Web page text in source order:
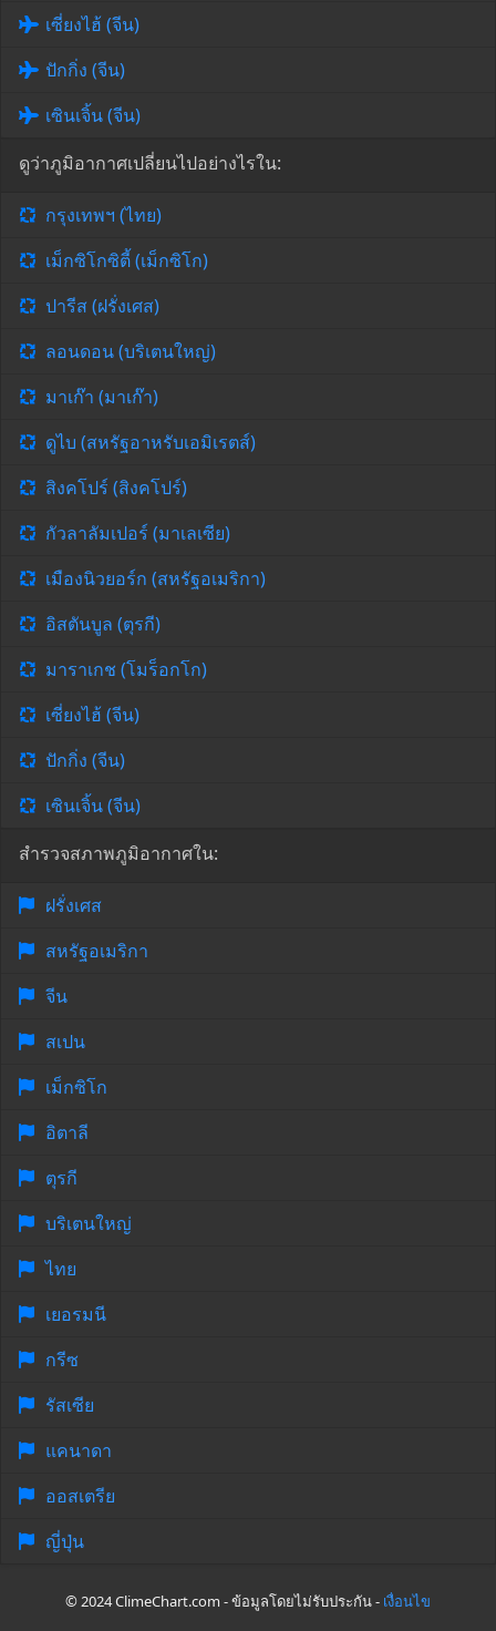
เซี่ยงไฮ้ (จีน)
ปักกิ่ง (จีน)
เซินเจิ้น (จีน)
ดูว่าภูมิอากาศเปลี่ยนไปอย่างไรใน:
กรุงเทพฯ (ไทย)
เม็กซิโกซิตี้ (เม็กซิโก)
ปารีส (ฝรั่งเศส)
ลอนดอน (บริเตนใหญ่)
มาเก๊า (มาเก๊า)
ดูไบ (สหรัฐอาหรับเอมิเรตส์)
สิงคโปร์ (สิงคโปร์)
กัวลาลัมเปอร์ (มาเลเซีย)
เมืองนิวยอร์ก (สหรัฐอเมริกา)
อิสตันบูล (ตุรกี)
มาราเกช (โมร็อกโก)
เซี่ยงไฮ้ (จีน)
ปักกิ่ง (จีน)
เซินเจิ้น (จีน)
สำรวจสภาพภูมิอากาศใน:
ฝรั่งเศส
สหรัฐอเมริกา
จีน
สเปน
เม็กซิโก
อิตาลี
ตุรกี
บริเตนใหญ่
ไทย
เยอรมนี
กรีซ
รัสเซีย
แคนาดา
ออสเตรีย
ญี่ปุ่น
© 2024 ClimeChart.com - ข้อมูลโดยไม่รับประกัน - เงื่อนไข